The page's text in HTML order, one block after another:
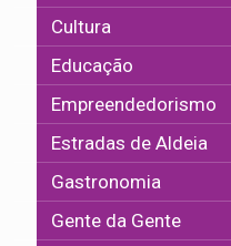
Cultura
Educação
Empreendedorismo
Estradas de Aldeia
Gastronomia
Gente da Gente